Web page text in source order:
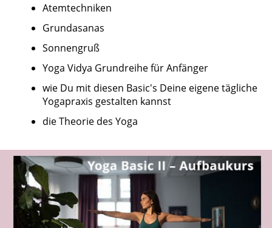
Atemtechniken
Grundasanas
Sonnengruß
Yoga Vidya Grundreihe für Anfänger
wie Du mit diesen Basic's Deine eigene tägliche
Yogapraxis gestalten kannst
die Theorie des Yoga